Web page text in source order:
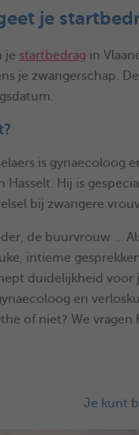
je
je startbedrag in
je zwangerschap.
is
Hasselt. Hij is
bij zwangere
de buurvrouw …
intieme
duidelijkheid
en
of niet? We vragen
Je kunt